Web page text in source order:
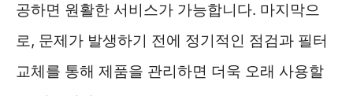
공하면 원활한 서비스가 가능합니다. 마지막으
로, 문제가 발생하기 전에 정기적인 점검과 필터
교체를 통해 제품을 관리하면 더욱 오래 사용할